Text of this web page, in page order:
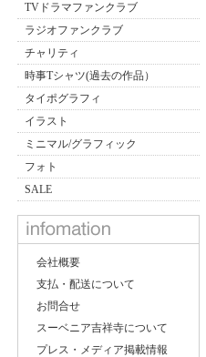
TVドラマファンクラブ
ラジオファンクラブ
チャリティ
時事Tシャツ(過去の作品）
タイポグラフィ
イラスト
ミニマル/グラフィック
フォト
SALE
会社概要
支払・配送について
お問合せ
スーベニア吉祥寺について
プレス・メディア掲載情報